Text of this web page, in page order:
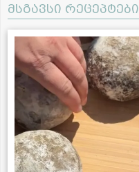
მსგავსი რეცეპტები